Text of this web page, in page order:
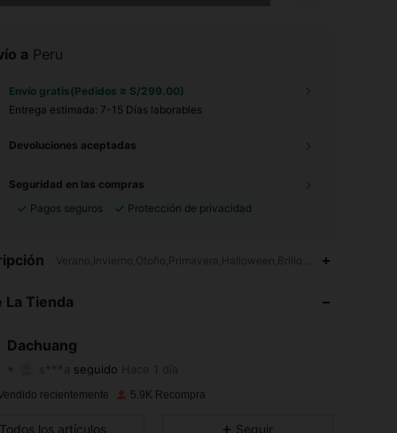
a Peru
Envío gratis(Pedidos ≥ S/299.00)
Entrega estimada: 7-15 Días laborables
Devoluciones aceptadas
Seguridad en las compras
Pagos seguros
Protección de privacidad
Verano,Invierno,Otoño,Primavera,Halloween,Brillo metálico
La Tienda
Dachuang
4.92 16
3.5K
4.92
s***aseguido
4.92 Calificación 16
4.92 16
3.5K
4.92
recientemente 5.9K Recompra
Todos los artículos Seguir